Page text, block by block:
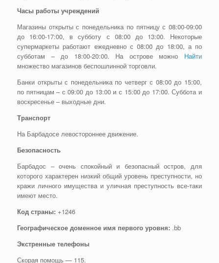
Часы работы учреждений
Магазины открыты с понедельника по пятницу с 08:00-09:00
до 16:00-17:00, в субботу с 08:00 до 13:00. Некоторые
супермаркеты работают ежедневно с 08:00 до 18:00, а по
субботам – до 18:00-20:00. На острове можно Найти
множество магазинов беспошлинной торговли.
Банки открыты с понедельника по четверг с 08:00 до 15:00,
по пятницам – с 09:00 до 13:00 и с 15:00 до 17:00. Суббота и
воскресенье – выходные дни.
Транспорт
На Барбадосе левостороннее движение.
Безопасность
Барбадос – очень спокойный и безопасный остров, для
которого характерен низкий общий уровень преступности, но
кражи личного имущества и уличная преступность все-таки
имеют место.
Код страны: +1246
Географическое доменное имя первого уровня: .bb
Экстренные телефоны
Скорая помощь — 115.